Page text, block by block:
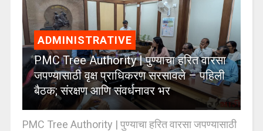
ADMINISTRATIVE
PMC Tree Authority | पुण्याचा हरित वारसा
जपण्यासाठी वृक्ष प्राधिकरण सरसावले – पहिली
बैठक; संरक्षण आणि संवर्धनावर भर
PMC Tree Authority | पुण्याचा हरित वारसा जपण्यासाठी